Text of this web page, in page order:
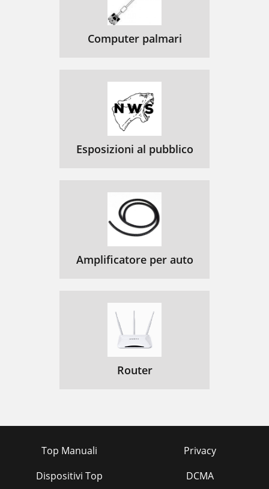
Computer palmari
Esposizioni al pubblico
Amplificatore per auto
Router
Top Manuali
Dispositivi Top
Privacy
DCMA